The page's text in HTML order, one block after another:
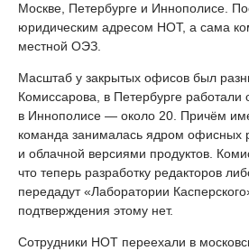
Москве, Петербурге и Иннополисе.
юридическим адресом НОТ, а сама
местной ОЭЗ.
Масштаб у закрытых офисов был
Комиссарова, в Петербурге работали
в Иннополисе — около 20. Причём
команда занималась ядром офисных
и облачной версиями продуктов.
что теперь разработку редакторов
передадут «Лаборатории
подтверждения этому нет.
Сотрудники НОТ переехали в